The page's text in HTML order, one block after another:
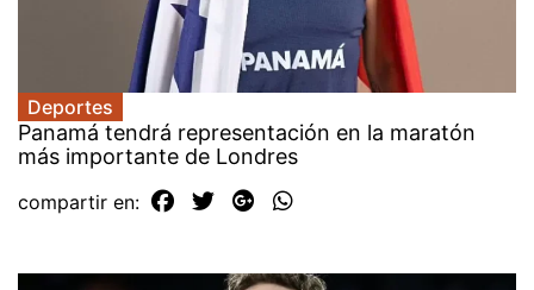
Deportes
Panamá tendrá representación en la maratón
más importante de Londres
compartir en: